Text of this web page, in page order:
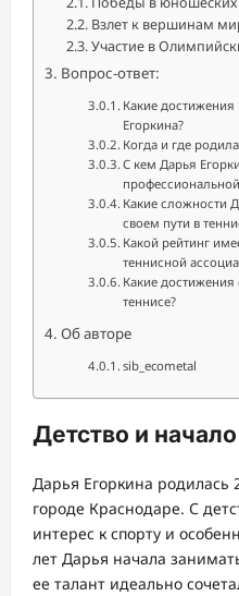
Взлет к вершинам
Участие в
Вопрос-ответ:
Какие достижения
Егоркина?
Когда и где
С кем Дарья
Какие сложности
своем пути в
Какой рейтинг
теннисной
Какие достижения
теннисе?
Об авторе
sib_ecometal
Детство и
Дарья Егоркина родилась
городе Краснодаре. С
интерес к спорту и
лет Дарья начала
ее талант идеально